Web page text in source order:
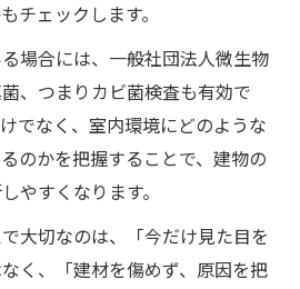
チェックします。
場合には、一般社団法人微生物
、つまりカビ菌検査も有効で
でなく、室内環境にどのような
のかを把握することで、建物の
やすくなります。
大切なのは、「今だけ見た目を
く、「建材を傷めず、原因を把